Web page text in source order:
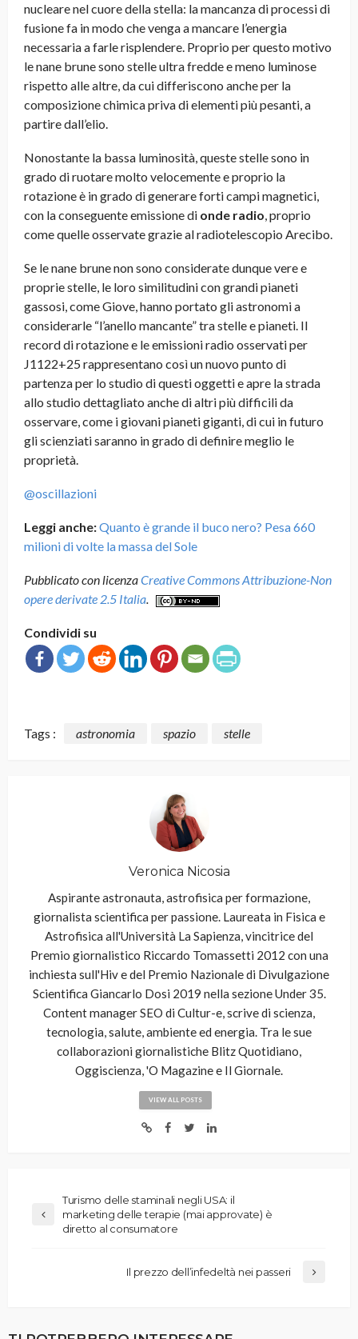
nucleare nel cuore della stella: la mancanza di processi di
fusione fa in modo che venga a mancare l’energia
necessaria a farle risplendere. Proprio per questo motivo
le nane brune sono stelle ultra fredde e meno luminose
rispetto alle altre, da cui differiscono anche per la
composizione chimica priva di elementi più pesanti, a
partire dall’elio.
Nonostante la bassa luminosità, queste stelle sono in
grado di ruotare molto velocemente e proprio la
rotazione è in grado di generare forti campi magnetici,
con la conseguente emissione di onde radio, proprio
come quelle osservate grazie al radiotelescopio Arecibo.
Se le nane brune non sono considerate dunque vere e
proprie stelle, le loro similitudini con grandi pianeti
gassosi, come Giove, hanno portato gli astronomi a
considerarle “l’anello mancante” tra stelle e pianeti. Il
record di rotazione e le emissioni radio osservati per
J1122+25 rappresentano così un nuovo punto di
partenza per lo studio di questi oggetti e apre la strada
allo studio dettagliato anche di altri più difficili da
osservare, come i giovani pianeti giganti, di cui in futuro
gli scienziati saranno in grado di definire meglio le
proprietà.
@oscillazioni
Leggi anche:Quanto è grande il buco nero? Pesa 660
milioni di volte la massa del Sole
Pubblicato con licenzaCreative Commons Attribuzione-Non
opere derivate 2.5 Italia.
Condividi su
Tags : astronomia spazio stelle
Veronica Nicosia
Aspirante astronauta, astrofisica per formazione,
giornalista scientifica per passione. Laureata in Fisica e
Astrofisica all'Università La Sapienza, vincitrice del
Premio giornalistico Riccardo Tomassetti 2012 con una
inchiesta sull'Hiv e del Premio Nazionale di Divulgazione
Scientifica Giancarlo Dosi 2019 nella sezione Under 35.
Content manager SEO di Cultur-e, scrive di scienza,
tecnologia, salute, ambiente ed energia. Tra le sue
collaborazioni giornalistiche Blitz Quotidiano,
Oggiscienza, 'O Magazine e Il Giornale.
VIEW ALL POSTS
Turismo delle staminali negli USA: il
marketing delle terapie (mai approvate) è
diretto al consumatore
Il prezzo dell’infedeltà nei passeri